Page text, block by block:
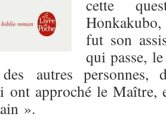
cette
fut son
qui passe,
autres personnes,
ont approché le Maître,
».